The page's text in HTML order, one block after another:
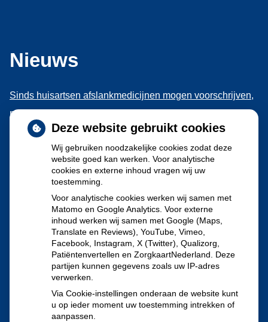
Nieuws
Sinds huisartsen afslankmedicijnen mogen voorschrijven,
neemt gebruik toe
Schurft sinds corona geen vergeten ziekte meer: aantal
uitbraken fors gestegen
Stoppen met afslankmedicijnen betekent zonder
leefstijlaanpassingen weer gewichtstoename
Kookadvies drinkwater in provincie Utrecht vanwege
besmetting
Terugroepactie babyvoeding Nestlé: bacterie kan baby’s
ziek maken
Deze website gebruikt cookies
Wij gebruiken noodzakelijke cookies zodat deze
website goed kan werken. Voor analytische
cookies en externe inhoud vragen wij uw
toestemming.
Voor analytische cookies werken wij samen met
Matomo en Google Analytics. Voor externe
inhoud werken wij samen met Google (Maps,
Translate en Reviews), YouTube, Vimeo,
Facebook, Instagram, X (Twitter), Qualizorg,
Patiëntenvertellen en ZorgkaartNederland. Deze
partijen kunnen gegevens zoals uw IP-adres
verwerken.
Via Cookie-instellingen onderaan de website kunt
u op ieder moment uw toestemming intrekken of
aanpassen.